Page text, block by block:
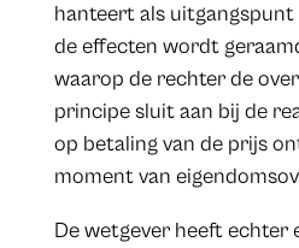
hanteert als uitgangspunt
de effecten wordt
waarop de rechter de
principe sluit aan bij de
op betaling van de prijs
moment van
De wetgever heeft